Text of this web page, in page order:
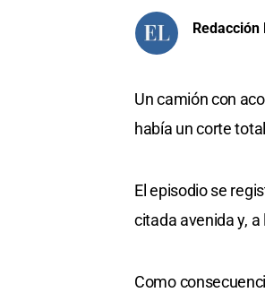
Redacción
Un camión con
había un corte
El episodio se
citada avenida y,
Como